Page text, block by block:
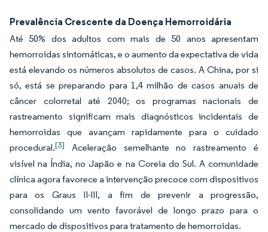
Prevalência Crescente da Doença Hemorroidária
Até 50% dos adultos com mais de 50 anos apresentam
hemorroidas sintomáticas, e o aumento da expectativa de vida
está elevando os números absolutos de casos. A China, por si
só, está se preparando para 1,4 milhão de casos anuais de
câncer colorretal até 2040; os programas nacionais de
rastreamento significam mais diagnósticos incidentais de
hemorroidas que avançam rapidamente para o cuidado
procedural.[3]
Aceleração semelhante no rastreamento é
visível na Índia, no Japão e na Coreia do Sul. A comunidade
clínica agora favorece a intervenção precoce com dispositivos
para os Graus II-III, a fim de prevenir a progressão,
consolidando um vento favorável de longo prazo para o
mercado de dispositivos para tratamento de hemorroidas.